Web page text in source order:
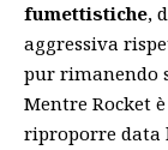
fumettistiche,
aggressiva
pur rimanendo
Mentre Rocket
riproporre data